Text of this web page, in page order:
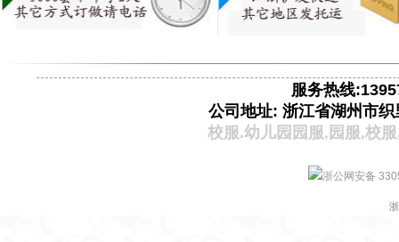
服务热线
公司地址: 浙江省湖州市
校服.幼儿园园服, 园服,校服
浙公网安备